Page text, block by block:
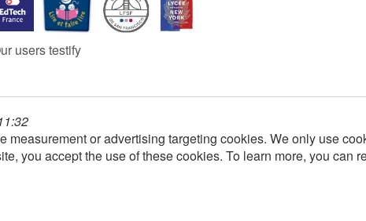
users testify
measurement or advertising targeting cookies. We only use
you accept the use of these cookies. To learn more, you can